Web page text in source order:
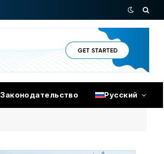
Законодательство Русский